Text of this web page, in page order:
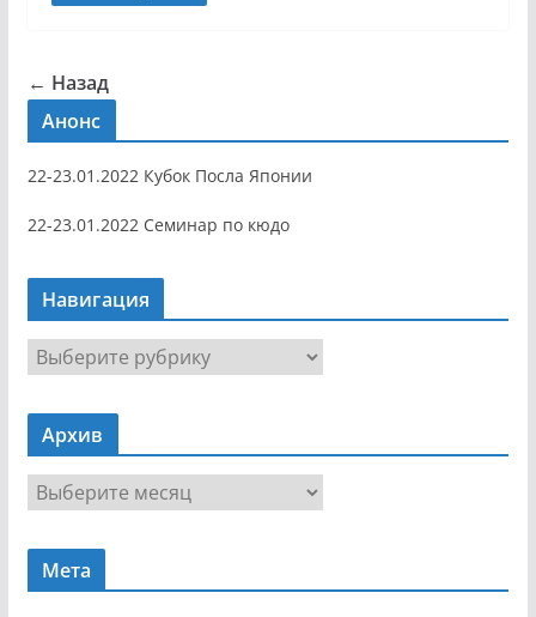
← Назад
Анонс
22-23.01.2022 Кубок Посла Японии
22-23.01.2022 Семинар по кюдо
Навигация
Н
в
г
я
Архив
х
Мета